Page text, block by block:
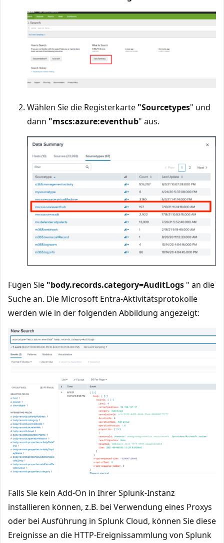
Wählen Sie die Registerkarte "Sourcetypes" und
dann "mscs:azure:eventhub" aus.
Fügen Sie "body.records.category=AuditLogs " an die
Suche an. Die Microsoft Entra-Aktivitätsprotokolle
werden wie in der folgenden Abbildung angezeigt:
Falls Sie kein Add-On in Ihrer Splunk-Instanz
installieren können, z.B. bei Verwendung eines Proxys
oder bei Ausführung in Splunk Cloud, können Sie diese
Ereignisse an die HTTP-Ereignissammlung von Splunk